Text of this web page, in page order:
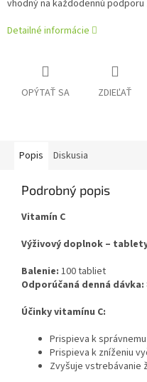
vhodný na každodennú podporu
Detailné informácie
OPÝTAŤ SA ZDIEĽAŤ
Popis Diskusia
Podrobný popis
Vitamín C
Výživový doplnok –
Balenie: 100 tabliet
Odporúčaná denná dávka:
Účinky vitamínu C:
Prispieva k
Prispieva k zníženiu
Zvyšuje vstrebávanie